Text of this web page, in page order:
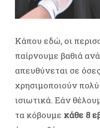
Κάπου εδώ, οι
παίρνουμε βαθιά
απευθύνεται σε
χρησιμοποιούν
ισιωτικά. Εάν
τα κόβουμε κάθε 8